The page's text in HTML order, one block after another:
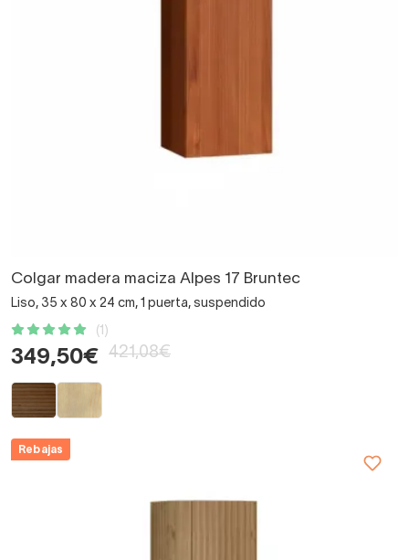
Colgar madera maciza Alpes 17 Bruntec
Liso, 35 x 80 x 24 cm, 1 puerta, suspendido
(1)
349,50€ 421,08€
Rebajas